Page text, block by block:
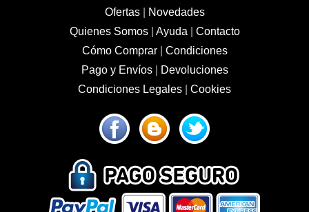
Ofertas|
Novedades
Quienes Somos| Ayuda
Contacto
Cómo Comprar| Condiciones
Pago y Envíos|
Devoluciones
Condiciones Legales
Cookies